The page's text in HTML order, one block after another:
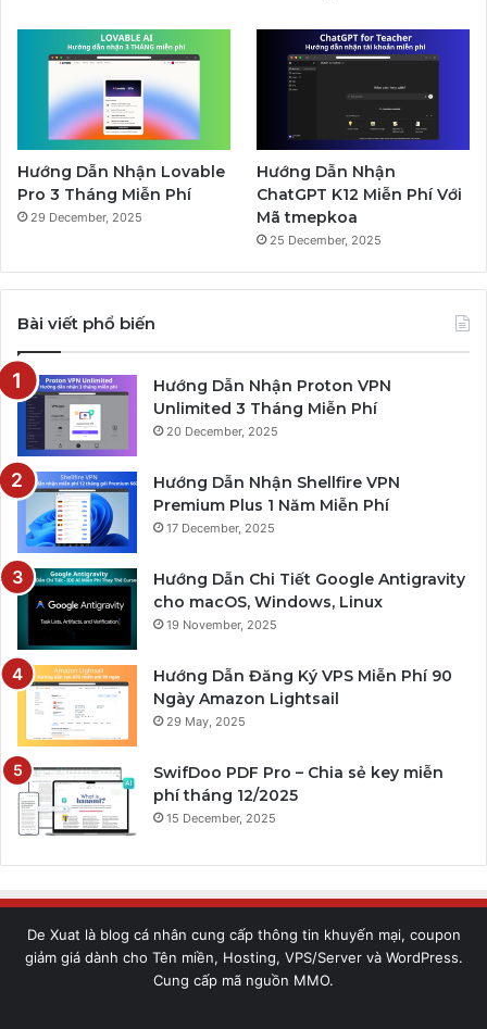
Hướng Dẫn Nhận Lovable
Pro 3 Tháng Miễn Phí
29 December, 2025
Hướng Dẫn Nhận
ChatGPT K12 Miễn Phí Với
Mã tmepkoa
25 December, 2025
Bài viết phổ biến
Hướng Dẫn Nhận Proton VPN
Unlimited 3 Tháng Miễn Phí
20 December, 2025
Hướng Dẫn Nhận Shellfire VPN
Premium Plus 1 Năm Miễn Phí
17 December, 2025
Hướng Dẫn Chi Tiết Google Antigravity
cho macOS, Windows, Linux
19 November, 2025
Hướng Dẫn Đăng Ký VPS Miễn Phí 90
Ngày Amazon Lightsail
29 May, 2025
SwifDoo PDF Pro – Chia sẻ key miễn
phí tháng 12/2025
15 December, 2025
De Xuat là blog cá nhân cung cấp thông tin khuyến mại, coupon
giảm giá dành cho Tên miền, Hosting, VPS/Server và WordPress.
Cung cấp mã nguồn MMO.